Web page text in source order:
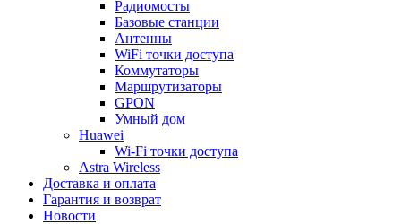
Радиомосты
Базовые станции
Антенны
WiFi точки доступа
Коммутаторы
Маршрутизаторы
GPON
Умный дом
Huawei
Wi-Fi точки доступа
Astra Wireless
Доставка и оплата
Гарантия и возврат
Новости